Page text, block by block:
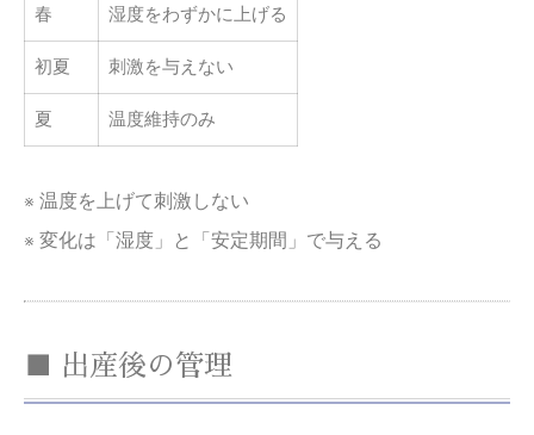
春 湿度をわずかに上げる
初夏 刺激を与えない
夏 温度維持のみ
※ 温度を上げて刺激しない
※ 変化は「湿度」と「安定期間」で与える
■ 出産後の管理